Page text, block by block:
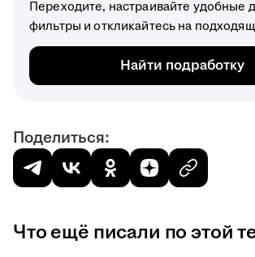
Переходите, настраивайте удобные
фильтры и откликайтесь на
Найти подработку
Поделиться:
Что ещё писали по этой